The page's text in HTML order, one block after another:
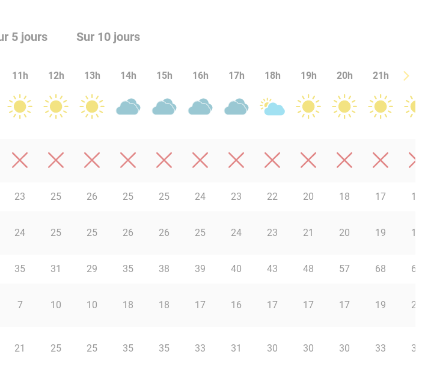
5 jours Sur 10 jours
11h 12h 13h 14h 15h 16h 17h 18h 19h 20h 21h 22h
23 25 26 25 25 24 23 22 20 18 17 16
24 25 25 26 26 25 24 23 21 20 19 18
35 31 29 35 38 39 40 43 48 57 68 69
7 10 10 18 18 17 16 17 17 17 19 20
21 25 25 35 35 33 31 30 30 30 33 35